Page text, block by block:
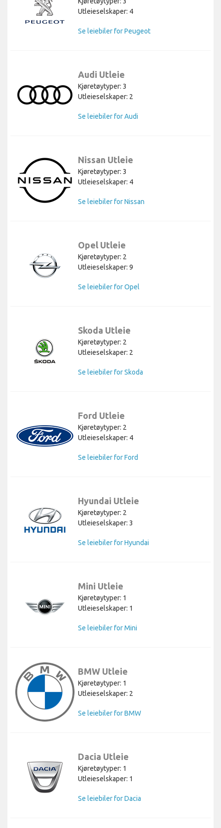
Utleieselskaper: 4
Se leiebiler for Peugeot
Audi Utleie
Kjøretøytyper: 3
Utleieselskaper: 2
Se leiebiler for Audi
Nissan Utleie
Kjøretøytyper: 3
Utleieselskaper: 4
Se leiebiler for Nissan
Opel Utleie
Kjøretøytyper: 2
Utleieselskaper: 9
Se leiebiler for Opel
Skoda Utleie
Kjøretøytyper: 2
Utleieselskaper: 2
Se leiebiler for Skoda
Ford Utleie
Kjøretøytyper: 2
Utleieselskaper: 4
Se leiebiler for Ford
Hyundai Utleie
Kjøretøytyper: 2
Utleieselskaper: 3
Se leiebiler for Hyundai
Mini Utleie
Kjøretøytyper: 1
Utleieselskaper: 1
Se leiebiler for Mini
BMW Utleie
Kjøretøytyper: 1
Utleieselskaper: 2
Se leiebiler for BMW
Dacia Utleie
Kjøretøytyper: 1
Utleieselskaper: 1
Se leiebiler for Dacia